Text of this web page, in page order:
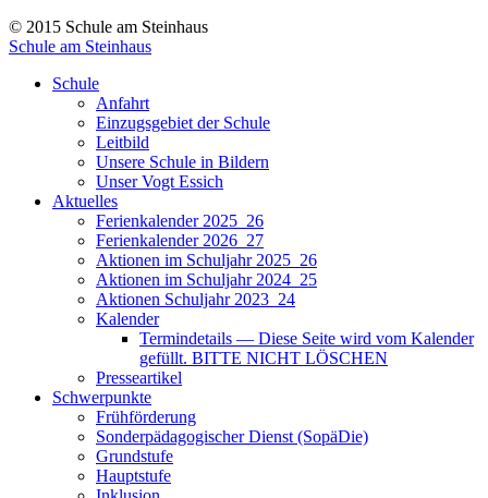
© 2015 Schule am Steinhaus
Schule am Steinhaus
Schule
Anfahrt
Einzugsgebiet der Schule
Leitbild
Unsere Schule in Bildern
Unser Vogt Essich
Aktuelles
Ferienkalender 2025_26
Ferienkalender 2026_27
Aktionen im Schuljahr 2025_26
Aktionen im Schuljahr 2024_25
Aktionen Schuljahr 2023_24
Kalender
Termindetails — Diese Seite wird vom Kalender
gefüllt. BITTE NICHT LÖSCHEN
Presseartikel
Schwerpunkte
Frühförderung
Sonderpädagogischer Dienst (SopäDie)
Grundstufe
Hauptstufe